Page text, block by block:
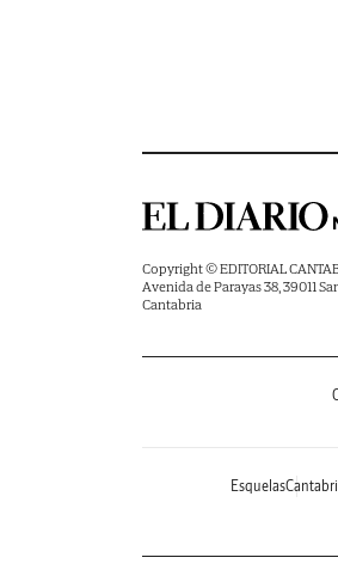
Copyright © EDITORIAL
Avenida de Parayas 38, 39011
Cantabria
Esquelas